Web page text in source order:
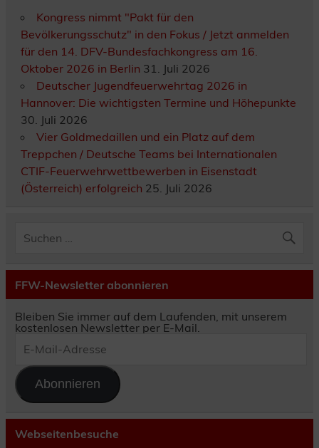
Kongress nimmt "Pakt für den
Bevölkerungsschutz" in den Fokus / Jetzt anmelden
für den 14. DFV-Bundesfachkongress am 16.
Oktober 2026 in Berlin 31. Juli 2026
Deutscher Jugendfeuerwehrtag 2026 in
Hannover: Die wichtigsten Termine und Höhepunkte
30. Juli 2026
Vier Goldmedaillen und ein Platz auf dem
Treppchen / Deutsche Teams bei Internationalen
CTIF-Feuerwehrwettbewerben in Eisenstadt
(Österreich) erfolgreich 25. Juli 2026
FFW-Newsletter abonnieren
Bleiben Sie immer auf dem Laufenden, mit unserem
kostenlosen Newsletter per E-Mail.
Mail-
Abonnieren
Webseitenbesuche